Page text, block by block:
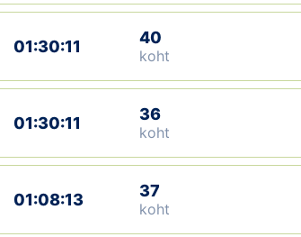
Püsirajad
Ajalugu
Koolitused
01:30:11 40
koht
01:30:11 36
koht
01:08:13 37
koht